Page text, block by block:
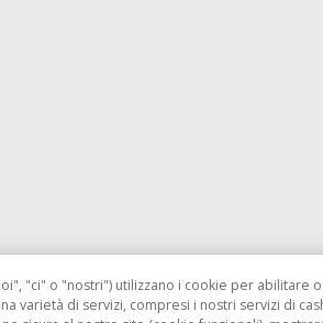
"ci" o "nostri") utilizzano i cookie per abilitare
varietà di servizi, compresi i nostri servizi di